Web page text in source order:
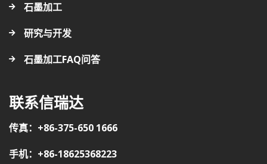
石墨加工
研究与开发
石墨加工FAQ问答
联系信瑞达
传真：+86-375-650 1666
手机：+86-18625368223